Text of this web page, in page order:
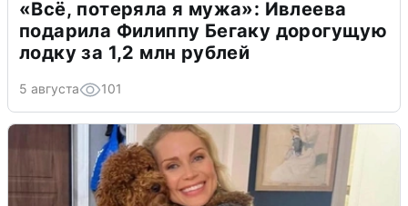
«Всё, потеряла я мужа»: Ивлеева
подарила Филиппу Бегаку дорогущую
лодку за 1,2 млн рублей
5 августа 101